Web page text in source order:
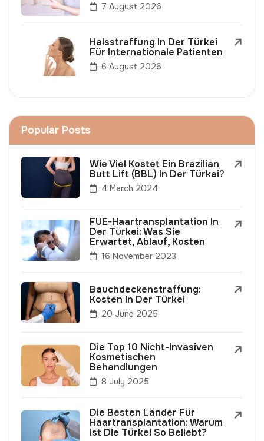
7 August 2026
Halsstraffung In Der Türkei
Für Internationale Patienten
6 August 2026
Popular Posts
Wie Viel Kostet Ein Brazilian
Butt Lift (BBL) In Der Türkei?
4 March 2024
FUE-Haartransplantation In
Der Türkei: Was Sie
Erwartet, Ablauf, Kosten
16 November 2023
Bauchdeckenstraffung:
Kosten In Der Türkei
20 June 2025
Die Top 10 Nicht-Invasiven
Kosmetischen
Behandlungen
8 July 2025
Die Besten Länder Für
Haartransplantation: Warum
Ist Die Türkei So Beliebt?